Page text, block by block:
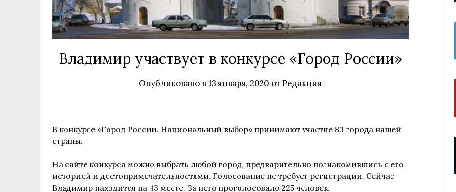
Владимир участвует в конкурсе «Город России»
Опубликовано в13 января, 2020 отРедакция
В конкурсе «Город России. Национальный выбор» принимают участие 83 города нашей
страны.
На сайте конкурса можно выбрать любой город, предварительно познакомившись с его
историей и достопримечательностями. Голосование не требует регистрации. Сейчас
Владимир находится на 43 месте. За него проголосовало 225 человек.